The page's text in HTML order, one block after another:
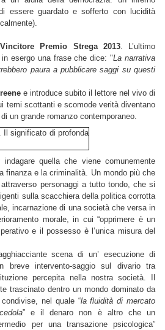
essere guardato e sofferto con lucidità
Premio Strega 2013. L’ultimo
esergo una frase che dice: "La narrativa
paura a pubblicare saggi su questi
e introduce subito il lettore nel vivo di
temi scottanti e scomode verità diventano
un grande romanzo contemporaneo.
quella che viene comunemente
finanza e la criminalità. Un mondo più che
personaggi a tutto tondo, che si
sulla scacchiera della politica corrotta
incarnazione di una società che versa in
morale, in cui “opprimere è un
e il possesso è l’unica misura del
scena di un’ esecuzione di
breve intervento-saggio sul divario tra
percepita nella nostra società. Il
trascinato dentro un mondo dominato da
nel quale “la fluidità di mercato
” e il denaro non è altro che un
per una transazione psicologica”